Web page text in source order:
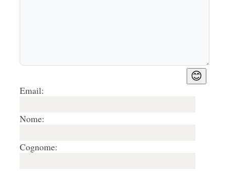
😊
Email:
Nome:
Cognome: